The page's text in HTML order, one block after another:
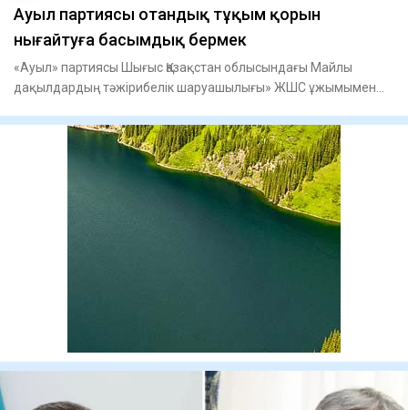
Ауыл партиясы отандық тұқым қорын
нығайтуға басымдық бермек
«Ауыл» партиясы Шығыс Қазақстан облысындағы Майлы
дақылдардың тәжірибелік шаруашылығы» ЖШС ұжымымен